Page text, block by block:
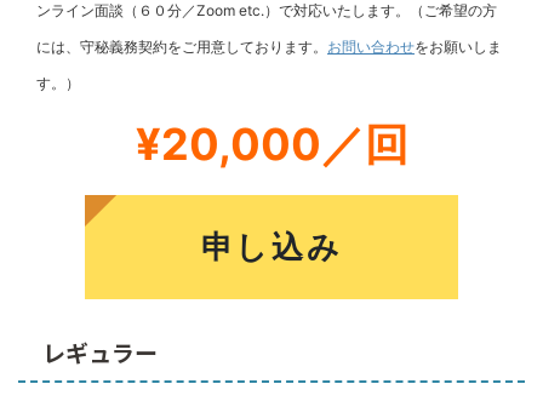
ンライン面談（６０分／Zoom etc.）で対応いたします。（ご希望の方
には、守秘義務契約をご用意しております。 お問い合わせをお願いしま
す。）
¥20,000／回
申し込み
レギュラー